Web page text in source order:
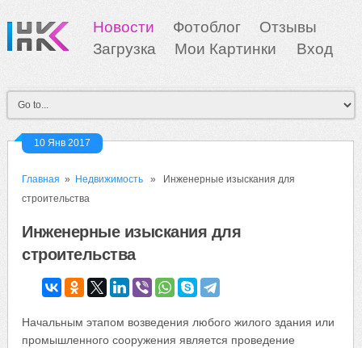
Новости Фотоблог
Отзывы
Загрузка
Мои Картинки Вход
10 Янв 2017
Главная » Недвижимость » Инженерные изыскания для
строительства
Инженерные изыскания для
строительства
Начальным этапом возведения любого жилого здания или
промышленного сооружения является проведение